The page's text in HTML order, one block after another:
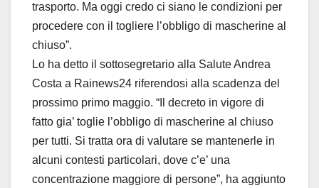
trasporto. Ma oggi credo ci siano le condizioni per
procedere con il togliere l’obbligo di mascherine al
chiuso”.
Lo ha detto il sottosegretario alla Salute Andrea
Costa a Rainews24 riferendosi alla scadenza del
prossimo primo maggio. “Il decreto in vigore di
fatto gia’ toglie l’obbligo di mascherine al chiuso
per tutti. Si tratta ora di valutare se mantenerle in
alcuni contesti particolari, dove c’e’ una
concentrazione maggiore di persone”, ha aggiunto